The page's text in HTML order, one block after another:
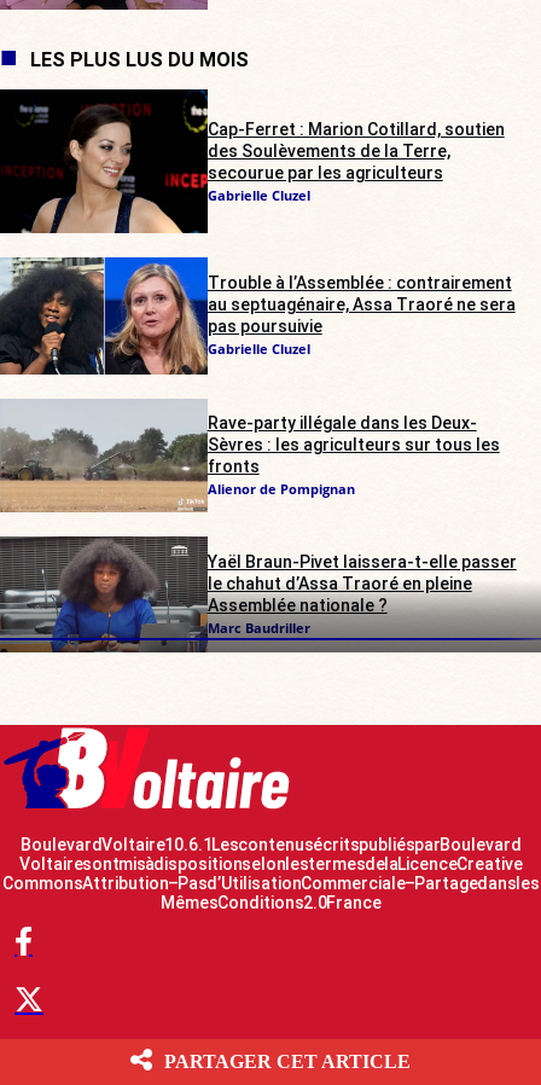
LES PLUS LUS DU MOIS
Cap-Ferret : Marion Cotillard, soutien
des Soulèvements de la Terre,
secourue par les agriculteurs
Gabrielle Cluzel
Trouble à l’Assemblée : contrairement
au septuagénaire, Assa Traoré ne sera
pas poursuivie
Gabrielle Cluzel
Rave-party illégale dans les Deux-
Sèvres : les agriculteurs sur tous les
fronts
Alienor de Pompignan
Yaël Braun-Pivet laissera-t-elle passer
le chahut d’Assa Traoré en pleine
Assemblée nationale ?
Marc Baudriller
Boulevard Voltaire 10.6.1 Les contenus écrits publiés par Boulevard
Voltaire sont mis à disposition selon les termes de la Licence Creative
Commons Attribution – Pas d’Utilisation Commerciale – Partage dans les
Mêmes Conditions 2.0 France
PARTAGER CET ARTICLE